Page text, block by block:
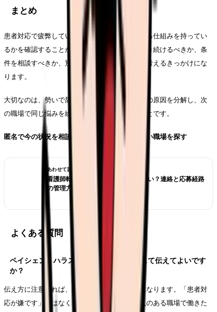
まとめ
患者対応で疲弊している時は、職場が職員を守る仕組みを持ってい
るかを確認することが大切です。今の職場で働き続けるべきか、条
件を相談すべきか、別の職場を比較すべきかを考えるきっかけにな
ります。
大切なのは、勢いで辞めることではなく、悩みの原因を分解し、次
の職場で同じ悩みを繰り返さないようにすることです。
匿名で今の状況を相談し、人間関係で悩みにくい職場を探す
あわせて読みたい
看護師転職サイトは複数登録していい？連絡と応募経路
の管理方法
よくある質問
ペイシェントハラスメントは転職理由として伝えてよいです
か？
伝え方に注意すれば、職場選びの重要な理由になります。「患者対
応が嫌です」ではなく、「複数対応や上長介入のある職場で働きた